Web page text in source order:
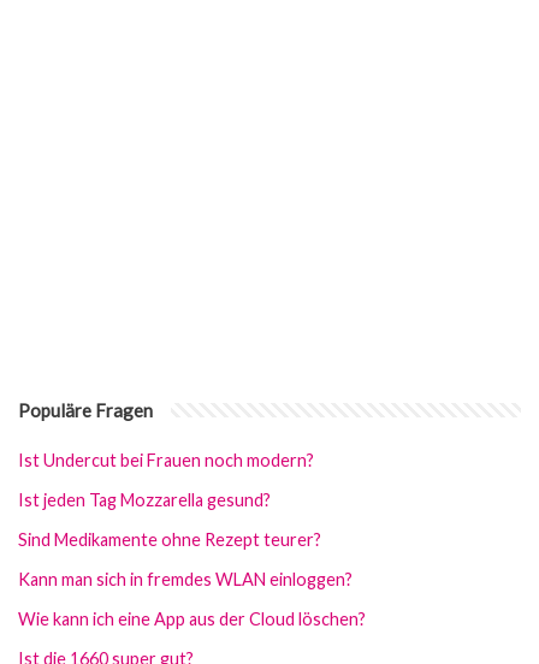
Populäre Fragen
Ist Undercut bei Frauen noch modern?
Ist jeden Tag Mozzarella gesund?
Sind Medikamente ohne Rezept teurer?
Kann man sich in fremdes WLAN einloggen?
Wie kann ich eine App aus der Cloud löschen?
Ist die 1660 super gut?